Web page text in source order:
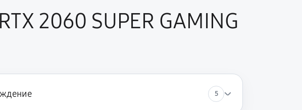
2060 SUPER GAMING
5